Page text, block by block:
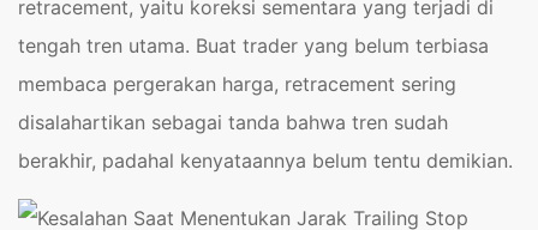
retracement, yaitu koreksi sementara yang terjadi di
tengah tren utama. Buat trader yang belum terbiasa
membaca pergerakan harga, retracement sering
disalahartikan sebagai tanda bahwa tren sudah
berakhir, padahal kenyataannya belum tentu demikian.